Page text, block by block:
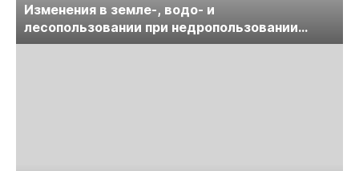
Изменения в земле-, водо- и
лесопользовании при недропользовании
обсудят на семинаре «ПравоТЭК»